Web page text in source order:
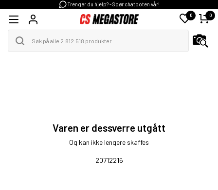
Trenger du hjelp? - Spør chatboten vår!
0 0
Varen er dessverre utgått
Og kan ikke lengere skaffes
20712216